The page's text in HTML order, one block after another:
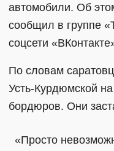
автомобили. Об
сообщил в группе
соцсети
По словам
Усть-Курдюмской
бордюров. Они
«Просто